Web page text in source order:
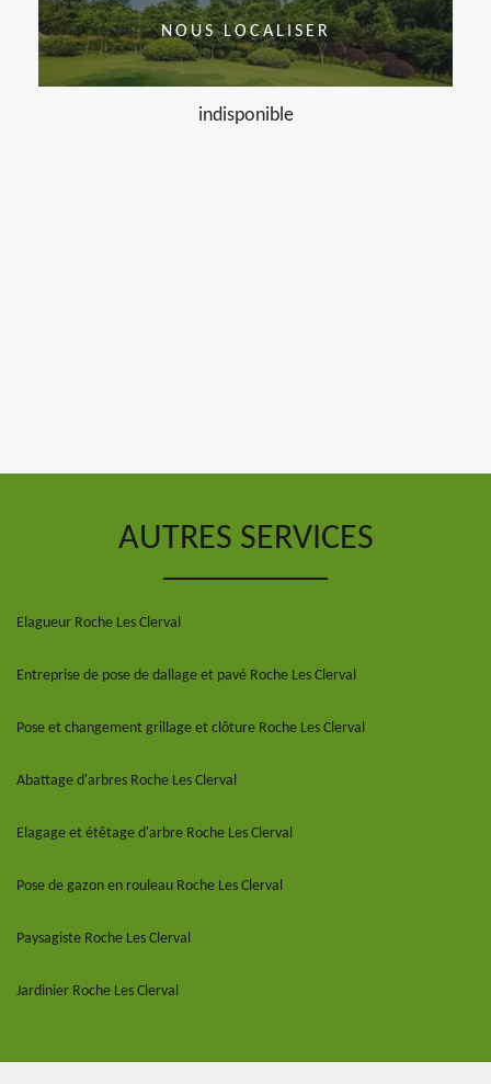
NOUS LOCALISER
indisponible
AUTRES SERVICES
Elagueur Roche Les Clerval
Entreprise de pose de dallage et pavé Roche Les Clerval
Pose et changement grillage et clôture Roche Les Clerval
Abattage d'arbres Roche Les Clerval
Elagage et étêtage d'arbre Roche Les Clerval
Pose de gazon en rouleau Roche Les Clerval
Paysagiste Roche Les Clerval
Jardinier Roche Les Clerval